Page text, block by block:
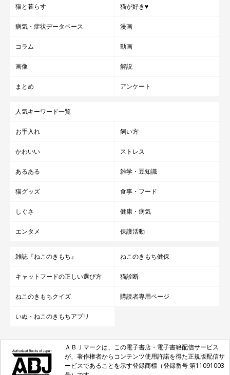
猫と暮らす 猫が好き♥
病気・症状データベース 漫画
コラム 動画
画像 解説
まとめ アンケート
人気キーワード一覧
お手入れ 飼い方
かわいい ストレス
あるある 雑学・豆知識
猫グッズ 食事・フード
しぐさ 健康・病気
エンタメ 保護活動
雑誌『ねこのきもち』 ねこのきもち健保
キャットフードの正しい選び方 猫診断
ねこのきもちクイズ 購読者専用ページ
いぬ・ねこのきもちアプリ
ＡＢＪマークは、この電子書店・電子書籍配信サービス
が、著作権者からコンテンツ使用許諾を得た正規版配信サ
ービスであることを示す登録商標（登録番号 第11091003